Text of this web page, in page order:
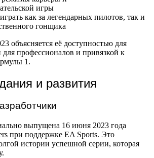
игры
как за легендарных пилотов, так и
гонщика
объясняется её доступностью для
профессионалов и привязкой к
1.
и развития
выпущена 16 июня 2023 года
при поддержке EA Sports. Это
истории успешной серии, которая